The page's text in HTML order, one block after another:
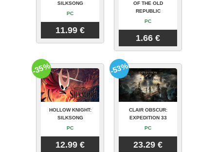
SILKSONG
PC
11.99 €
OF THE OLD
REPUBLIC
PC
1.66 €
HOLLOW KNIGHT:
SILKSONG
PC
12.99 €
-35%
CLAIR OBSCUR:
EXPEDITION 33
PC
23.29 €
-53%